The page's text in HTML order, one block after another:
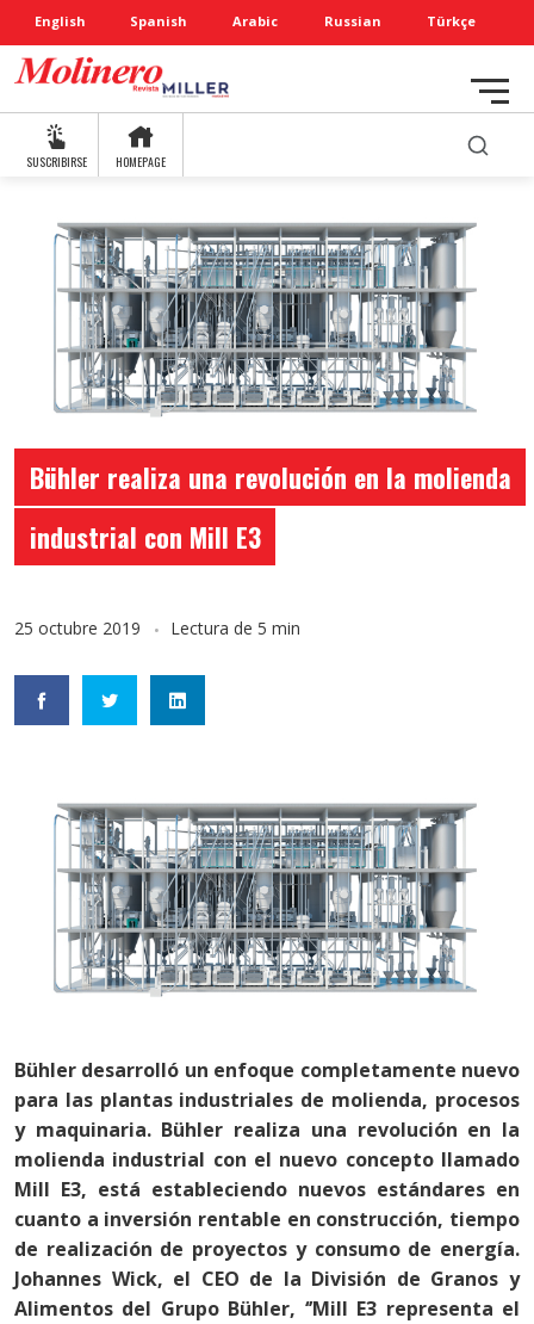
English Spanish Arabic Russian Türkçe
SUSCRIBIRSE HOMEPAGE
Bühler realiza una revolución en la molienda
industrial con Mill E3
25 octubre 2019 Lectura de 5 min
Bühler desarrolló un enfoque completamente nuevo
para las plantas industriales de molienda, procesos
y maquinaria. Bühler realiza una revolución en la
molienda industrial con el nuevo concepto llamado
Mill E3, está estableciendo nuevos estándares en
cuanto a inversión rentable en construcción, tiempo
de realización de proyectos y consumo de energía.
Johannes Wick, el CEO de la División de Granos y
Alimentos del Grupo Bühler, ‘’Mill E3 representa el